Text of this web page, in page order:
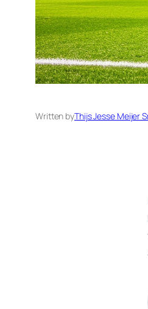
Written byThijs Jesse Meijer